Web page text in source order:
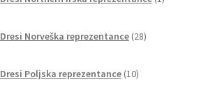
izdelek
Dresi Norveška reprezentance 28izdelkov
Dresi Poljska reprezentance 10izdelkov